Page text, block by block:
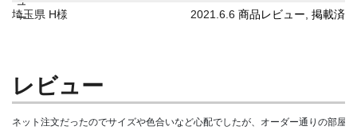
埼玉県 H様 2021.6.6 商品レビュー 掲載済
レビュー
ネット注文だったのでサイズや色合いなど心配でしたが、オーダー通りの部屋